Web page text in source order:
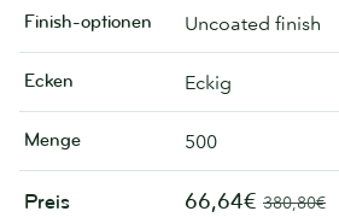
Finish-optionen Uncoated finish
Ecken Eckig
Menge 500
Preis 66,64€ 380,80€